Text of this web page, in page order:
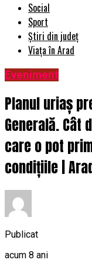
Social
Sport
Știri din județ
Viața în Arad
Eveniment
Planul uriaș
Generală. Cât
care o pot
condițiile |
Publicat
acum 8 ani